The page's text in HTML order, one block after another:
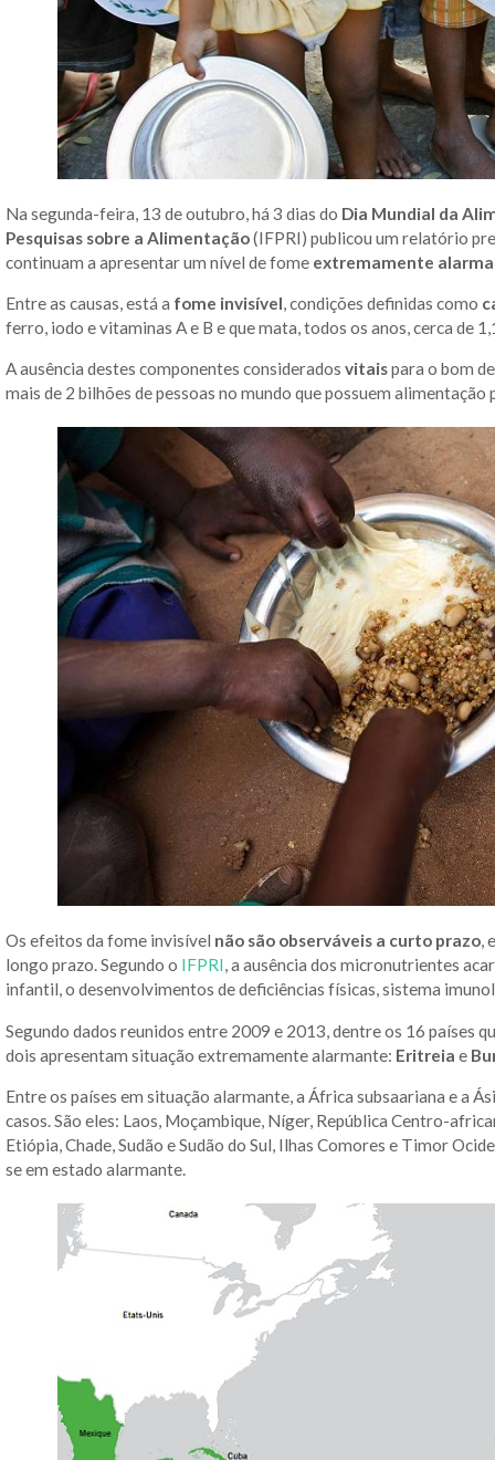
Na segunda-feira, 13 de outubro, há 3 dias do Dia Mundial da
Pesquisas sobre a Alimentação(IFPRI) publicou um relatório
continuam a apresentar um nível de fome extremamente
Entre as causas, está a fome invisível, condições definidas como
ferro, iodo e vitaminas A e B e que mata, todos os anos, cerca de
A ausência destes componentes considerados vitaispara o bom
mais de 2 bilhões de pessoas no mundo que possuem alimentação
Os efeitos da fome invisível não são observáveis a curto prazo,
longo prazo. Segundo o IFPRI, a ausência dos micronutrientes
infantil, o desenvolvimentos de deficiências físicas, sistema
Segundo dados reunidos entre 2009 e 2013, dentre os 16 países
dois apresentam situação extremamente alarmante: Eritreia e
Entre os países em situação alarmante, a África subsaariana e a
casos. São eles: Laos, Moçambique, Níger, República Centro-
Etiópia, Chade, Sudão e Sudão do Sul, Ilhas Comores e Timor
se em estado alarmante.